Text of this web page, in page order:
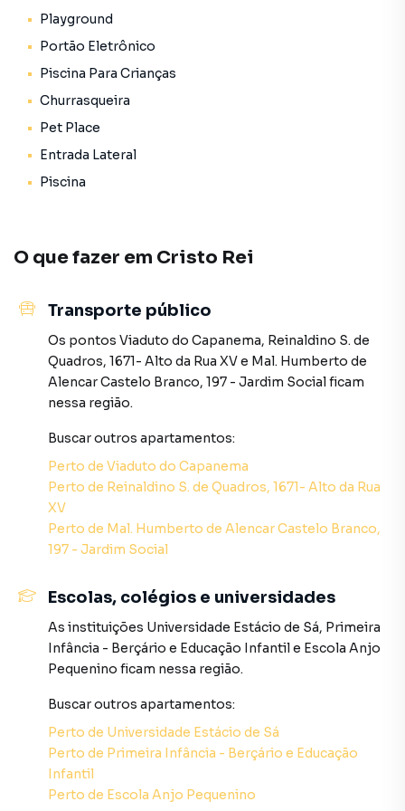
Localização Imbatível: Cristo Rei
Morar na Av. Pres. Affonso Camargo, 1773, é ter o privilégio
Lazer ao Ar Livre: A poucos minutos de caminhada do
Jardim Botânico;
supermercados (Angeloni e Condor), farmácias, agências
Gastronomia: Acesso rápido a uma variedade de
restaurantes, pizzarias e cafés tradicionais do bairro;
Mobilidade: Localização estratégica com fácil acesso ao
Centro e aos principais eixos de transporte da cidade.
Explore uma nova forma de viver Curitiba.
Plantão de Vendas: (41) 98817-9404 / (41) 99696-0251
(Leonardo)
Atendimento Geral: (41) 3282-8100
Haas Imóveis – Sua Imobiliária
Cristo Rei, em Curitiba. Não encontrou o que procurava ou
deseja mais informações sobre Apartamento em
Curitiba? Entre em contato com nossa equipe pelo
telefone (41) 3282-8100.
A Haas Imóveis tem mais opções de apartamentos, casas
residenciais e comerciais, sobrados, terrenos, lojas e
barracões para venda ou locação, além de
empreendimentos em construção ou lançamentos na
planta em Cristo Rei e em outras regiões de Curitiba. Aqui
Playground
Portão Eletrônico
Piscina Para Crianças
Churrasqueira
Pet Place
Entrada Lateral
Piscina
O que fazer em Cristo Rei
Transporte público
Os pontos Viaduto do Capanema, Reinaldino S. de
Quadros, 1671- Alto da Rua XVe Mal. Humberto de
Alencar Castelo Branco, 197 - Jardim Socialficam
nessa região.
Buscar outros apartamentos:
Perto de Viaduto do Capanema
Perto de Reinaldino S. de Quadros, 1671- Alto da Rua
XV
Perto de Mal. Humberto de Alencar Castelo Branco,
197 - Jardim Social
Escolas, colégios e universidades
As instituições Universidade Estácio de Sá, Primeira
Infância - Berçário e Educação Infantile Escola Anjo
Pequenino ficam nessa região.
Buscar outros apartamentos:
Perto de Universidade Estácio de Sá
Perto de Primeira Infância - Berçário e Educação
Infantil
Perto de Escola Anjo Pequenino